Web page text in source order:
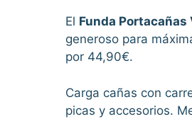
El Funda
generoso para
por 44,90€.
Carga cañas con
picas y accesorios.